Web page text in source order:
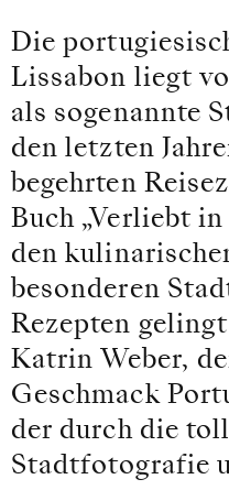
Die
Lissabon liegt
als sogenannte
den letzten
begehrten
Buch „Verliebt
den
besonderen
Rezepten
Katrin Weber,
Geschmack
der durch die
Stadtfotografie